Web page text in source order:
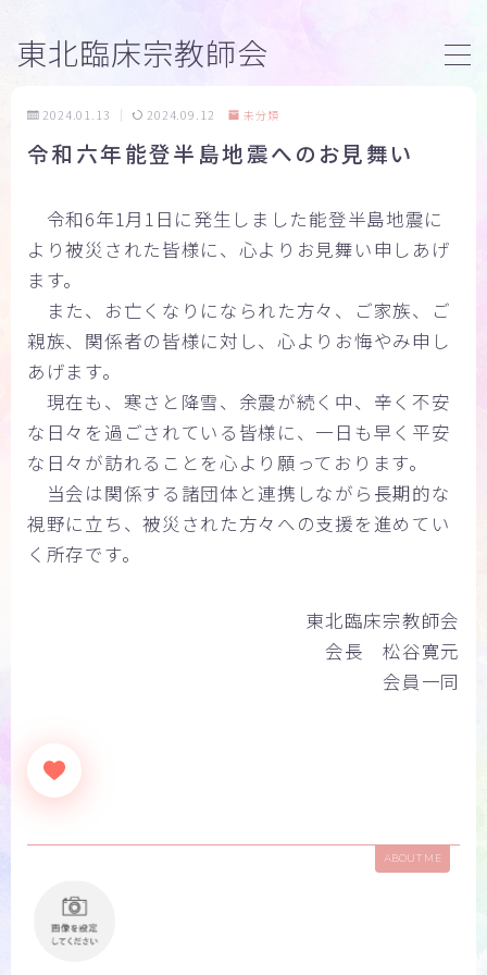
東北臨床宗教師会
トップページ
臨床宗教師研修
活動内容
ブログ
団体案内
お問い合わせ
2024.01.13 2024.09.12 未分類
令和六年能登半島地震へのお見舞い
令和6年1月1日に発生しました能登半島地震に
より被災された皆様に、心よりお見舞い申しあげ
ます。
また、お亡くなりになられた方々、ご家族、ご
親族、関係者の皆様に対し、心よりお悔やみ申し
あげます。
現在も、寒さと降雪、余震が続く中、辛く不安
な日々を過ごされている皆様に、一日も早く平安
な日々が訪れることを心より願っております。
当会は関係する諸団体と連携しながら長期的な
視野に立ち、被災された方々への支援を進めてい
く所存です。
東北臨床宗教師会
会長 松谷寛元
会員一同
ABOUT ME